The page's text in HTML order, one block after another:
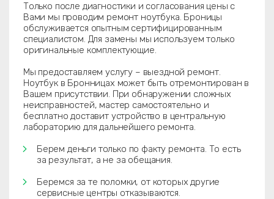
Только после диагностики и согласования цены с
Вами мы проводим ремонт ноутбука. Броницы
обслуживается опытным сертифицированным
специалистом. Для замены мы используем только
оригинальные комплектующие.
Мы предоставляем услугу – выездной ремонт.
Ноутбук в Бронницах может быть отремонтирован в
Вашем присутствии. При обнаружении сложных
неисправностей, мастер самостоятельно и
бесплатно доставит устройство в центральную
лабораторию для дальнейшего ремонта.
Берем деньги только по факту ремонта. То есть
за результат, а не за обещания.
Беремся за те поломки, от которых другие
сервисные центры отказываются.